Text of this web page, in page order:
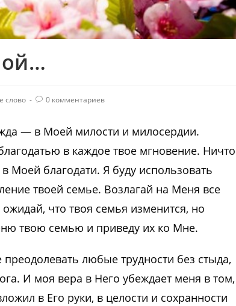
слово 0 комментариев
— в Моей милости и милосердии.
в каждое твое мгновение. Ничто
Моей благодати. Я буду использовать
твоей семье. Возлагай на Меня все
что твоя семья изменится, но
твою семью и приведу их ко Мне.
любые трудности без стыда,
И моя вера в Него убеждает меня в том,
в Его руки, в целости и сохранности